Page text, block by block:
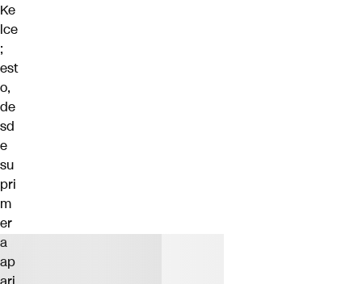
Ke
lce
;
est
o,
de
sd
e
su
pri
m
er
a
ap